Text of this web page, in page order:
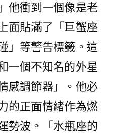
他衝到一個像是老
面貼滿了「巨蟹座
」等警告標籤。這
一個不知名的外星
感調節器」。他必
的正面情緒作為燃
勢波。「水瓶座的